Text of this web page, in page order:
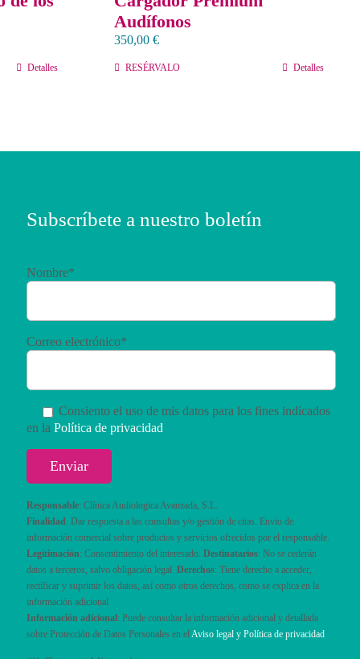
Detalles
Audífonos
350,00 €
RESÉRVALO Detalles
Subscríbete a nuestro boletín
Nombre*
Correo electrónico*
Consiento el uso de mis datos para los fines indicados
en la Política de privacidad
Responsable: Clínica Audiologica Avanzada, S.L.
Finalidad : Dar respuesta a las consultas y/o gestión de citas. Envío de
información comercial sobre productos y servicios ofrecidos por el responsable.
Legitimación: Consentimiento del interesado. Destinatarios: No se cederán
datos a terceros, salvo obligación legal. Derechos: Tiene derecho a acceder,
rectificar y suprimir los datos, así como otros derechos, como se explica en la
información adicional
Información adicional : Puede consultar la información adicional y detallada
sobre Protección de Datos Personales en elAviso legal y Política de privacidad